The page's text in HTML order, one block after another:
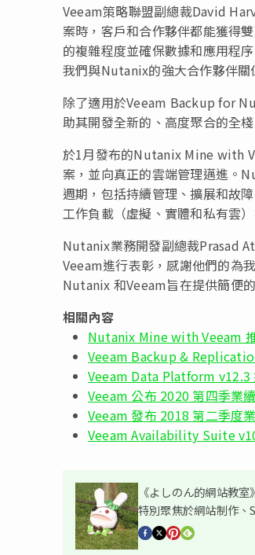
Veeam策略聯盟副總裁David
案時，客戶和合作夥伴都能獲得
的複雜程度並確保數據和應用程
我們與Nutanix的強大合作夥伴關
除了適用於Veeam Backup for
助其開發全新的、高度聚合的全
於1月發布的Nutanix Mine with
案，並向真正的雲端管理邁進。
週期，包括持續管理、擴展和故
工作負載（虛擬、實體和私有雲
Nutanix業務開發副總裁Prasad
Veeam進行表彰，感謝他們的為
Nutanix 和Veeam旨在提供簡便
相關內容
Nutanix Mine with Veeam
Veeam Backup &
Veeam Data Platform v12.3
Veeam 公布 2020 第四季業
Veeam 發布 2018 第二季度
Veeam Availability Suite
《よしのん的網站教
特別聚焦於網站制作、